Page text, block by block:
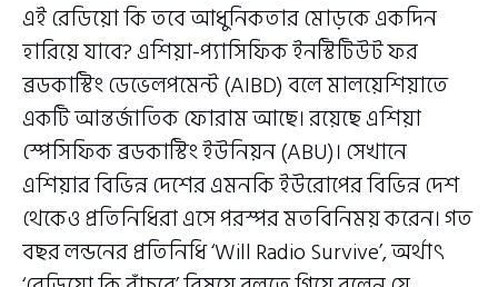
এই রেডিয়ো কি তবে আধুনিকতার মোড়কে একদিন
হারিয়ে যাবে? এশিয়া-প্যাসিফিক ইনস্টিটিউট ফর
ব্রডকাস্টিং ডেভেলপমেন্ট (AIBD) বলে মালয়েশিয়াতে
একটি আন্তর্জাতিক ফোরাম আছে। রয়েছে এশিয়া
স্পেসিফিক ব্রডকাস্টিং ইউনিয়ন (ABU)। সেখানে
এশিয়ার বিভিন্ন দেশের এমনকি ইউরোপের বিভিন্ন দেশ
থেকেও প্রতিনিধিরা এসে পরস্পর মতবিনিময় করেন। গত
বছর লন্ডনের প্রতিনিধি ‘Will Radio Survive’, অর্থাৎ